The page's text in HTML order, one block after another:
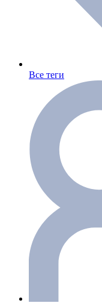
Все теги